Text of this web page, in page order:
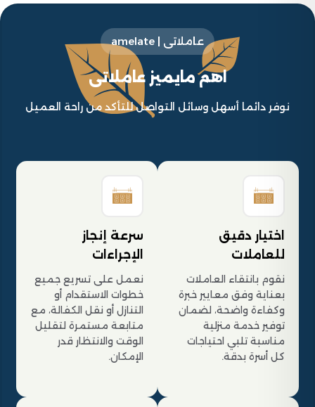
عاملاتى | amelate
اهم مايميز عاملاتى
نوفر دائما أسهل وسائل التواصل للتأكد من راحة العميل
اختيار دقيق
للعاملات
نقوم بانتقاء العاملات
بعناية وفق معايير خبرة
وكفاءة واضحة، لضمان
توفير خدمة منزلية
مناسبة تلبي احتياجات
كل أسرة بدقة.
سرعة إنجاز
الإجراءات
نعمل على تسريع جميع
خطوات الاستقدام أو
التنازل أو نقل الكفالة، مع
متابعة مستمرة لتقليل
الوقت والانتظار قدر
الإمكان.